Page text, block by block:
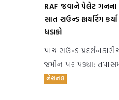
RAF જવાને પેલેટ
સાત રાઉન્ડ ફાયરિંગ
ધડાકો
પાંચ રાઉન્ડ
જમીન પર પડ્યા:
નેશનલ